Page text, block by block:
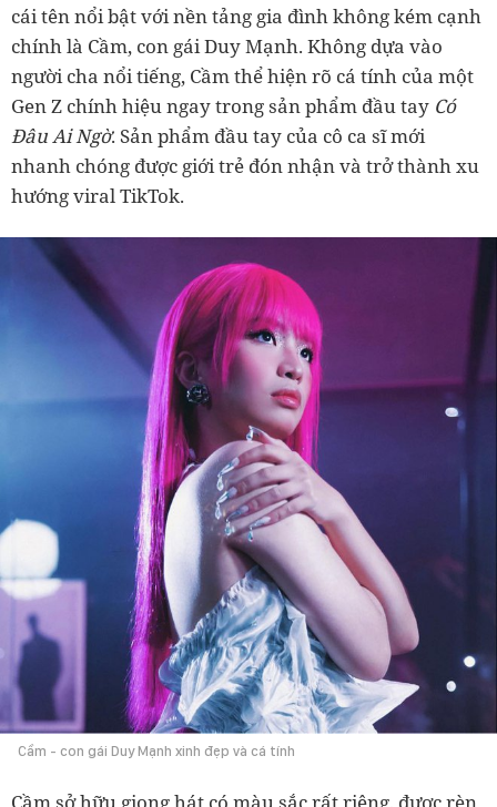
cái tên nổi bật với nền tảng gia đình không kém cạnh
chính là Cầm, con gái Duy Mạnh. Không dựa vào
người cha nổi tiếng, Cầm thể hiện rõ cá tính của một
Gen Z chính hiệu ngay trong sản phẩm đầu tay Có
Đâu Ai Ngờ. Sản phẩm đầu tay của cô ca sĩ mới
nhanh chóng được giới trẻ đón nhận và trở thành xu
hướng viral TikTok.
Cầm - con gái Duy Mạnh xinh đẹp và cá tính